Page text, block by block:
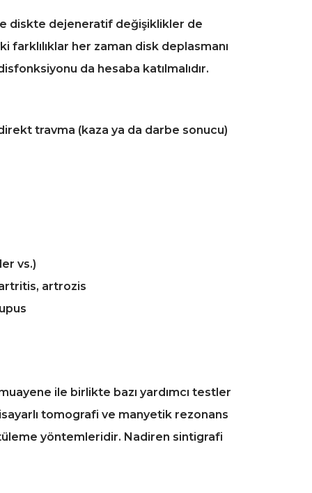
diskte dejeneratif değişiklikler de
farklılıklar her zaman disk deplasmanı
da hesaba katılmalıdır.
travma (kaza ya da darbe sonucu)
vs.)
artrozis
ile birlikte bazı yardımcı testler
tomografi ve manyetik rezonans
yöntemleridir. Nadiren sintigrafi